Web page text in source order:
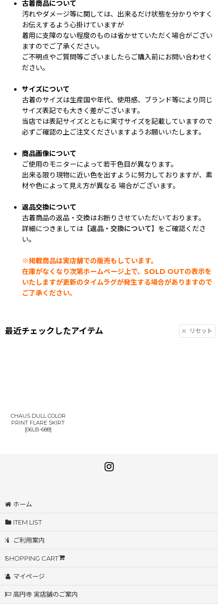
古着商品について
汚れやダメージ等に関しては、出来るだけ状態を分かりやすく
お伝えするよう心掛けていますが
着用に支障のない程度のものは省かせていただく場合がござい
ますのでご了承ください。
ご不明点やご質問等ございましたらご購入前にお問い合わせく
ださい。
サイズについて
古着のサイズは生産国や年代、使用感、ブランド等により同じ
サイズ表記でも大きく差がございます。
当店では表記サイズとともに実寸サイズを記載していますので
必ずご確認の上ご注文くださいますようお願いいたします。
商品画像について
ご使用のモニターによって若干色目が異なります。
出来る限り現物に近い色を出すように努力しておりますが、素
材や色によって見え方が異なる 場合がございます。
返品交換について
古着商品の返品・交換はお断りさせていただいております。
詳細につきましては 【返品・交換について】 をご確認くださ
い。
※掲載商品は実店舗での販売もしています。
在庫がなくなり次第ホームページ上で、SOLD OUTの表示を
いたしますが更新のタイムラグが発生する場合がありますので
ご了承ください。
最近チェックしたアイテム リセット
CHAUS DULL COLOR
PRINT FLARE SKIRT
[06LB-688]
ホーム
ITEM LIST
ご利用案内
SHOPPING CART
マイページ
高円寺 実店舗のご案内